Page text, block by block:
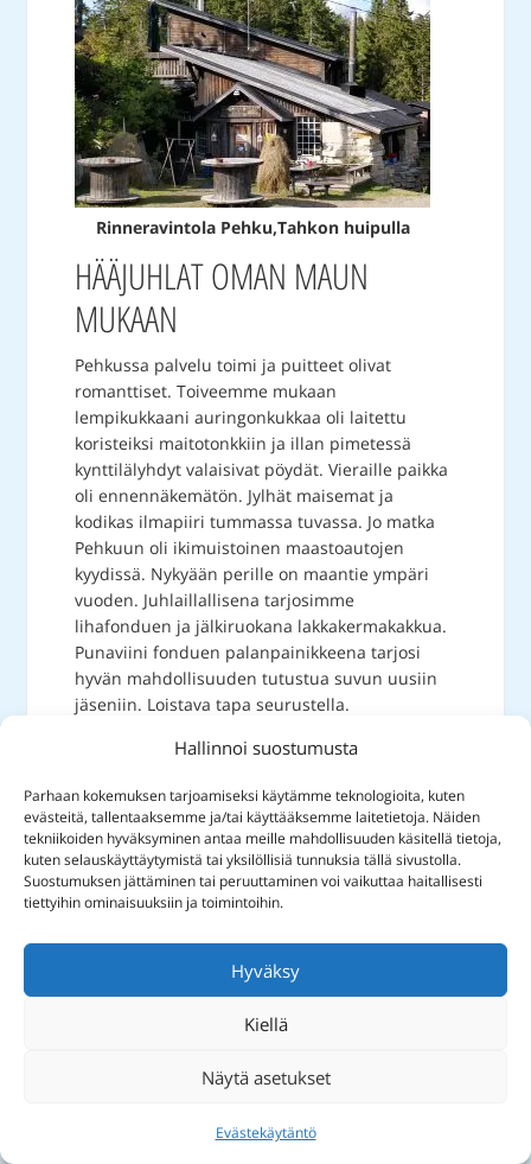
Hallinnoi suostumusta
Parhaan kokemuksen tarjoamiseksi käytämme teknologioita, kuten
evästeitä, tallentaaksemme ja/tai käyttääksemme laitetietoja. Näiden
tekniikoiden hyväksyminen antaa meille mahdollisuuden käsitellä tietoja,
kuten selauskäyttäytymistä tai yksilöllisiä tunnuksia tällä sivustolla.
Suostumuksen jättäminen tai peruuttaminen voi vaikuttaa haitallisesti
tiettyihin ominaisuuksiin ja toimintoihin.
Hyväksy
Kiellä
Näytä asetukset
Evästekäytäntö
Rinneravintola Pehku,Tahkon huipulla
HÄÄJUHLAT OMAN MAUN
MUKAAN
Pehkussa palvelu toimi ja puitteet olivat
romanttiset. Toiveemme mukaan
lempikukkaani auringonkukkaa oli laitettu
koristeiksi maitotonkkiin ja illan pimetessä
kynttilälyhdyt valaisivat pöydät. Vieraille paikka
oli ennennäkemätön. Jylhät maisemat ja
kodikas ilmapiiri tummassa tuvassa. Jo matka
Pehkuun oli ikimuistoinen maastoautojen
kyydissä. Nykyään perille on maantie ympäri
vuoden. Juhlaillallisena tarjosimme
lihafonduen ja jälkiruokana lakkakermakakkua.
Punaviini fonduen palanpainikkeena tarjosi
hyvän mahdollisuuden tutustua suvun uusiin
jäseniin. Loistava tapa seurustella.
joka tanssitti seuruetta.
mutta nyt on Teidän aika. Teidän aika miettiä
elämäsi unohtumatonta päivää, iltaa ja yötä ja
seuraava aamua. Muistella ja tallettaa
muistoja. Heti alkuun muistutan hyvän
kuvaajan tärkeydestä. Tahkolla on vertaansa
vailla olevat valokuvauspaikat. Kuvaukseen
kannattaa ottaa ihan oma päivä, jos se on
mahdollista. Hääjärjestelijä tai hääkonsultti voi
tulla myös kysymykseen, silloin olemme